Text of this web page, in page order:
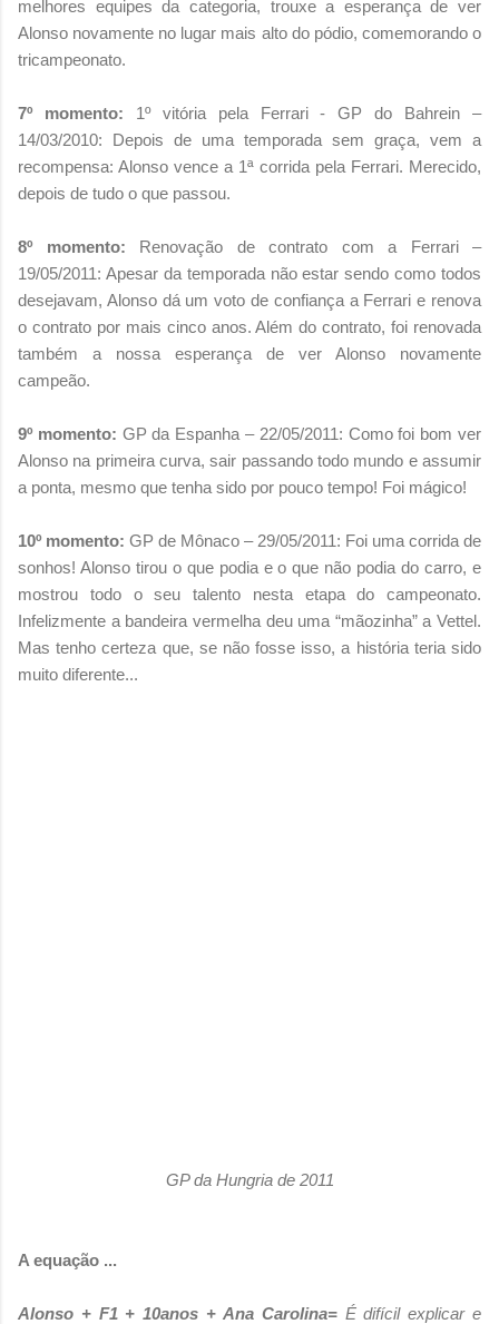
melhores equipes da categoria, trouxe a esperança de ver
Alonso novamente no lugar mais alto do pódio, comemorando o
tricampeonato.
7º momento: 1º vitória pela Ferrari - GP do Bahrein –
14/03/2010: Depois de uma temporada sem graça, vem a
recompensa: Alonso vence a 1ª corrida pela Ferrari. Merecido,
depois de tudo o que passou.
8º momento: Renovação de contrato com a Ferrari –
19/05/2011: Apesar da temporada não estar sendo como todos
desejavam, Alonso dá um voto de confiança a Ferrari e renova
o contrato por mais cinco anos. Além do contrato, foi renovada
também a nossa esperança de ver Alonso novamente
campeão.
9º momento: GP da Espanha – 22/05/2011: Como foi bom ver
Alonso na primeira curva, sair passando todo mundo e assumir
a ponta, mesmo que tenha sido por pouco tempo! Foi mágico!
10º momento: GP de Mônaco – 29/05/2011: Foi uma corrida de
sonhos! Alonso tirou o que podia e o que não podia do carro, e
mostrou todo o seu talento nesta etapa do campeonato.
Infelizmente a bandeira vermelha deu uma “mãozinha” a Vettel.
Mas tenho certeza que, se não fosse isso, a história teria sido
muito diferente...
GP da Hungria de 2011
A equação ...
Alonso + F1 + 10anos + Ana Carolina= É difícil explicar e